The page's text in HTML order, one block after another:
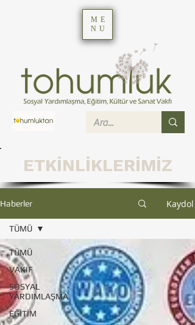
ME
NU
ETKİNLİKLERİMİZ
Haberler Kaydol
TÜMÜ
VAKIF
SOSYAL
YARDIMLAŞMA
EĞİTİM
TÜMÜ